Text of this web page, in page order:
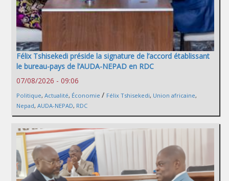
Félix Tshisekedi préside la signature de l’accord établissant
le bureau-pays de l’AUDA-NEPAD en RDC
07/08/2026 - 09:06
Politique, Actualité, Économie / Félix Tshisekedi, Union africaine,
Nepad, AUDA-NEPAD, RDC